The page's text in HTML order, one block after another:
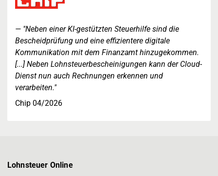
"Neben einer KI-gestützten Steuerhilfe sind die
Bescheidprüfung und eine effizientere digitale
Kommunikation mit dem Finanzamt hinzugekommen.
[...] Neben Lohnsteuerbescheinigungen kann der Cloud-
Dienst nun auch Rechnungen erkennen und
verarbeiten."
Chip 04/2026
Lohnsteuer Online